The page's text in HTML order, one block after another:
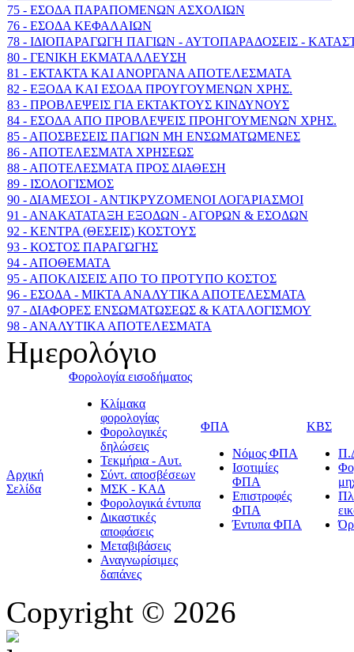
75 - ΕΣΟΔΑ ΠΑΡΑΠΟΜΕΝΩΝ ΑΣΧΟΛΙΩΝ
76 - ΕΣΟΔΑ ΚΕΦΑΛΑΙΩΝ
78 - ΙΔΙΟΠΑΡΑΓΩΓΗ ΠΑΓΙΩΝ - ΑΥΤΟΠΑΡΑΔΟΣΕΙΣ -
80 - ΓΕΝΙΚΗ ΕΚΜΑΤΑΛΛΕΥΣΗ
81 - ΕΚΤΑΚΤΑ ΚΑΙ ΑΝΟΡΓΑΝΑ ΑΠΟΤΕΛΕΣΜΑΤΑ
82 - ΕΞΟΔΑ ΚΑΙ ΕΣΟΔΑ ΠΡΟΥΓΟΥΜΕΝΩΝ ΧΡΗΣ.
83 - ΠΡΟΒΛΕΨΕΙΣ ΓΙΑ ΕΚΤΑΚΤΟΥΣ ΚΙΝΔΥΝΟΥΣ
84 - ΕΣΟΔΑ ΑΠΟ ΠΡΟΒΛΕΨΕΙΣ ΠΡΟΗΓΟΥΜΕΝΩΝ ΧΡΗΣ.
85 - ΑΠΟΣΒΕΣΕΙΣ ΠΑΓΙΩΝ ΜΗ ΕΝΣΩΜΑΤΩΜΕΝΕΣ
86 - ΑΠΟΤΕΛΕΣΜΑΤΑ ΧΡΗΣΕΩΣ
88 - ΑΠΟΤΕΛΕΣΜΑΤΑ ΠΡΟΣ ΔΙΑΘΕΣΗ
89 - ΙΣΟΛΟΓΙΣΜΟΣ
90 - ΔΙΑΜΕΣΟΙ - ΑΝΤΙΚΡΥΖΟΜΕΝΟΙ ΛΟΓΑΡΙΑΣΜΟΙ
91 - ΑΝΑΚΑΤΑΤΑΞΗ ΕΞΟΔΩΝ - ΑΓΟΡΩΝ & ΕΣΟΔΩΝ
92 - ΚΕΝΤΡΑ (ΘΕΣΕΙΣ) ΚΟΣΤΟΥΣ
93 - ΚΟΣΤΟΣ ΠΑΡΑΓΩΓΗΣ
94 - ΑΠΟΘΕΜΑΤΑ
95 - ΑΠΟΚΛΙΣΕΙΣ ΑΠΟ ΤΟ ΠΡΟΤΥΠΟ ΚΟΣΤΟΣ
96 - ΕΣΟΔΑ - ΜΙΚΤΑ ΑΝΑΛΥΤΙΚΑ ΑΠΟΤΕΛΕΣΜΑΤΑ
97 - ΔΙΑΦΟΡΕΣ ΕΝΣΩΜΑΤΩΣΕΩΣ & ΚΑΤΑΛΟΓΙΣΜΟΥ
98 - ΑΝΑΛΥΤΙΚΑ ΑΠΟΤΕΛΕΣΜΑΤΑ
Ημερολόγιο
Αρχική
Σελίδα
Φορολογία εισοδήματος
Κλίμακα
φορολογίας
Φορολογικές
δηλώσεις
Τεκμήρια - Αυτ.
Σύντ. αποσβέσεων
ΜΣΚ - ΚΑΔ
Φορολογικά έντυπα
Δικαστικές
αποφάσεις
Μεταβιβάσεις
Αναγνωρίσιμες
δαπάνες
ΦΠΑ
Νόμος ΦΠΑ
Ισοτιμίες
ΦΠΑ
Επιστροφές
ΦΠΑ
Έντυπα ΦΠΑ
ΚΒΣ
Copyright © 2026